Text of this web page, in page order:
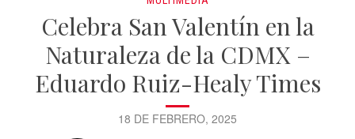
Celebra San Valentín en la
Naturaleza de la CDMX –
Eduardo Ruiz-Healy Times
18 DE FEBRERO, 2025